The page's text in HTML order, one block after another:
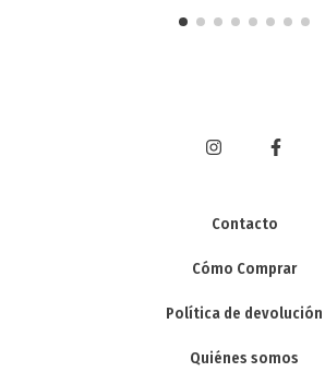
Contacto
Cómo Comprar
Política de devolución
Quiénes somos